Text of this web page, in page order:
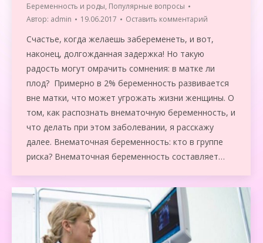
Беременность и роды, Популярные вопросы
Автор: admin 19.06.2017 Оставить комментарий
Счастье, когда желаешь забеременеть, и вот,
наконец, долгожданная задержка! Но такую
радость могут омрачить сомнения: в матке ли
плод? Примерно в 2% беременность развивается
вне матки, что может угрожать жизни женщины. О
том, как распознать внематочную беременность, и
что делать при этом заболевании, я расскажу
далее. Внематочная беременность: кто в группе
риска? Внематочная беременность составляет…